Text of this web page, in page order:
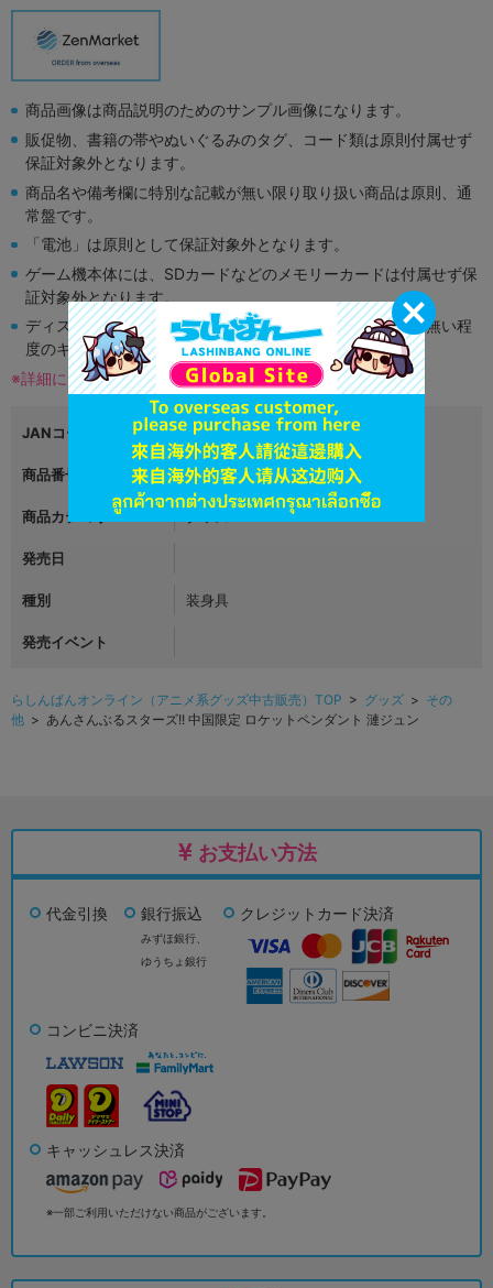
商品画像は商品説明のためのサンプル画像になります。
販促物、書籍の帯やぬいぐるみのタグ、コード類は原則付属せず
保証対象外となります。
商品名や備考欄に特別な記載が無い限り取り扱い商品は原則、通
常盤です。
「電池」は原則として保証対象外となります。
ゲーム機本体には、SDカードなどのメモリーカードは付属せず保
証対象外となります。
ディスク類の読み取り面のキズに関しまして再生に支障が無い程
度のキズがある場合がございます。
※詳細につきましてはコチラ
JANコード 6942089908072
商品番号 L05288695
商品カテゴリ
発売日
種別 装身具
発売イベント
らしんばんオンライン（アニメ系グッズ中古販売）TOP > グッズ > その
他 > あんさんぶるスターズ!! 中国限定 ロケットペンダント 漣ジュン
お支払い方法
代金引換 銀行振込
みずほ銀行、
ゆうちょ銀行
クレジットカード決済
コンビニ決済
キャッシュレス決済
※一部ご利用いただけない商品がございます。